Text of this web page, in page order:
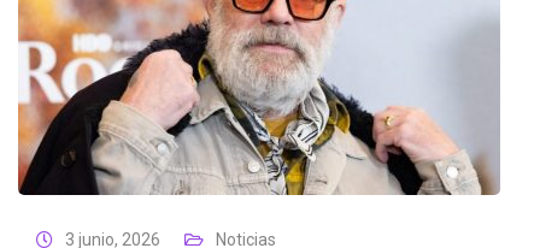
3 junio, 2026 Noticias